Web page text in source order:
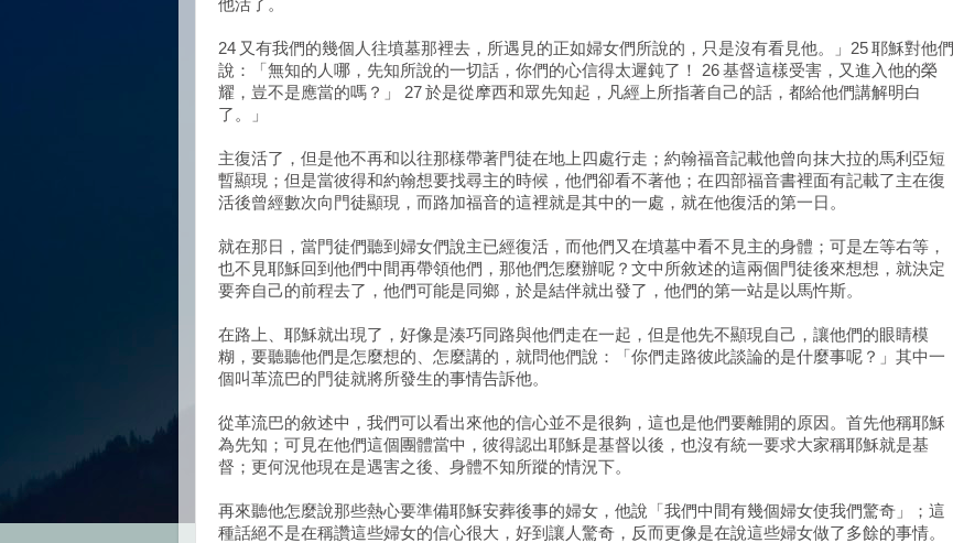
他活了。
24 又有我們的幾個人往墳墓那裡去，所遇見的正如婦女們所說的，只是沒有看見他。」25 耶穌對他們
說：「無知的人哪，先知所說的一切話，你們的心信得太遲鈍了！ 26 基督這樣受害，又進入他的榮
耀，豈不是應當的嗎？」 27 於是從摩西和眾先知起，凡經上所指著自己的話，都給他們講解明白
了。」
主復活了，但是他不再和以往那樣帶著門徒在地上四處行走；約翰福音記載他曾向抹大拉的馬利亞短
暫顯現；但是當彼得和約翰想要找尋主的時候，他們卻看不著他；在四部福音書裡面有記載了主在復
活後曾經數次向門徒顯現，而路加福音的這裡就是其中的一處，就在他復活的第一日。
就在那日，當門徒們聽到婦女們說主已經復活，而他們又在墳墓中看不見主的身體；可是左等右等，
也不見耶穌回到他們中間再帶領他們，那他們怎麼辦呢？文中所敘述的這兩個門徒後來想想，就決定
要奔自己的前程去了，他們可能是同鄉，於是結伴就出發了，他們的第一站是以馬忤斯。
在路上、耶穌就出現了，好像是湊巧同路與他們走在一起，但是他先不顯現自己，讓他們的眼睛模
糊，要聽聽他們是怎麼想的、怎麼講的，就問他們說：「你們走路彼此談論的是什麼事呢？」其中一
個叫革流巴的門徒就將所發生的事情告訴他。
從革流巴的敘述中，我們可以看出來他的信心並不是很夠，這也是他們要離開的原因。首先他稱耶穌
為先知；可見在他們這個團體當中，彼得認出耶穌是基督以後，也沒有統一要求大家稱耶穌就是基
督；更何況他現在是遇害之後、身體不知所蹤的情況下。
再來聽他怎麼說那些熱心要準備耶穌安葬後事的婦女，他說「我們中間有幾個婦女使我們驚奇」；這
種話絕不是在稱讚這些婦女的信心很大，好到讓人驚奇，反而更像是在說這些婦女做了多餘的事情。